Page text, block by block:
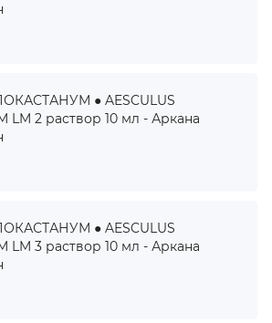
● AESCULUS
LM 2 раствор 10 мл - Аркана
● AESCULUS
LM 3 раствор 10 мл - Аркана